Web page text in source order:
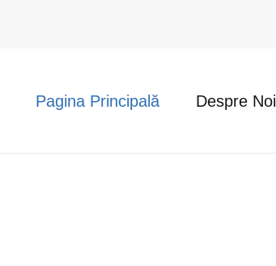
Pagina Principală Despre Noi